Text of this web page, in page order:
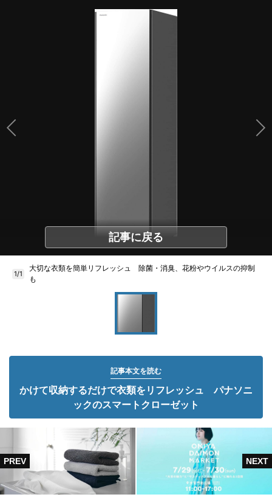
記事に戻る
1/1
大切な衣類を簡単リフレッシュ 除菌・消臭、花粉やウイルスの抑制
も
記事本文を読む
かけて収納するだけで衣類をリフレッシュ パナソニ
ックのスマートクローゼット